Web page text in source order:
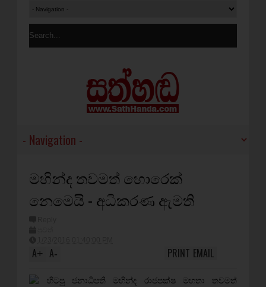
මහින්ද තවමත් හොරෙක්
නෙමෙයි - අධිකරණ ඇමති
A+ A- EMAIL
PRINT
හිටපු ජනාධිපති මහින්ද රාජපක්ෂ මහතා තවමත්